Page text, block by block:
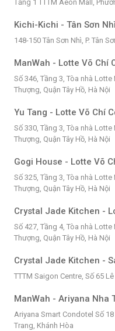
Tầng 1 TTTM Aeon Mall,
Kichi-Kichi - Tân Sơn Nhì
148-150 Tân Sơn Nhì, P. Tân
ManWah - Lotte Võ Chí
Số 346, Tầng 3, Tòa nhà Lotte
Thượng, Quận Tây Hồ, Hà Nội
Yu Tang - Lotte Võ Chí
Số 330, Tầng 3, Tòa nhà Lotte
Thượng, Quận Tây Hồ, Hà Nội
Gogi House - Lotte Võ
Số 325, Tầng 3, Tòa nhà Lotte
Thượng, Quận Tây Hồ, Hà Nội
Crystal Jade Kitchen -
Số 427, Tầng 4, Tòa nhà Lotte
Thượng, Quận Tây Hồ, Hà Nội
Crystal Jade Kitchen -
TTTM Saigon Centre, Số 65
ManWah - Ariyana Nha
Ariyana Smart Condotel Số
Trang, Khánh Hòa